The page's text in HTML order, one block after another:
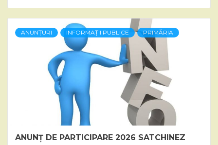
ANUNȚURI INFORMAȚII PUBLICE PRIMĂRIA
ANUNȚ DE PARTICIPARE 2026 SATCHINEZ